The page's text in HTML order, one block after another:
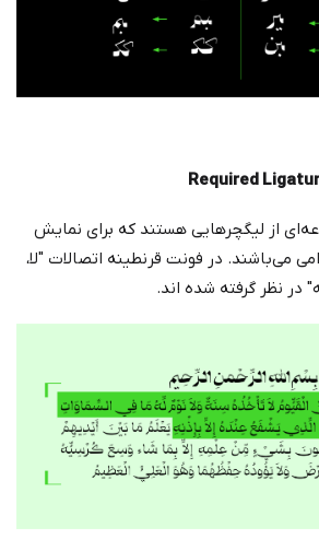
Required
از لیگچرهایی هستند که برای نمایش
می‌باشند. در فونت قرنطینه اتصالات ‌"لا،
در نظر گرفته شده اند.